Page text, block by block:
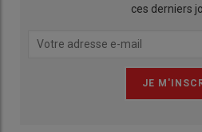
ces derniers